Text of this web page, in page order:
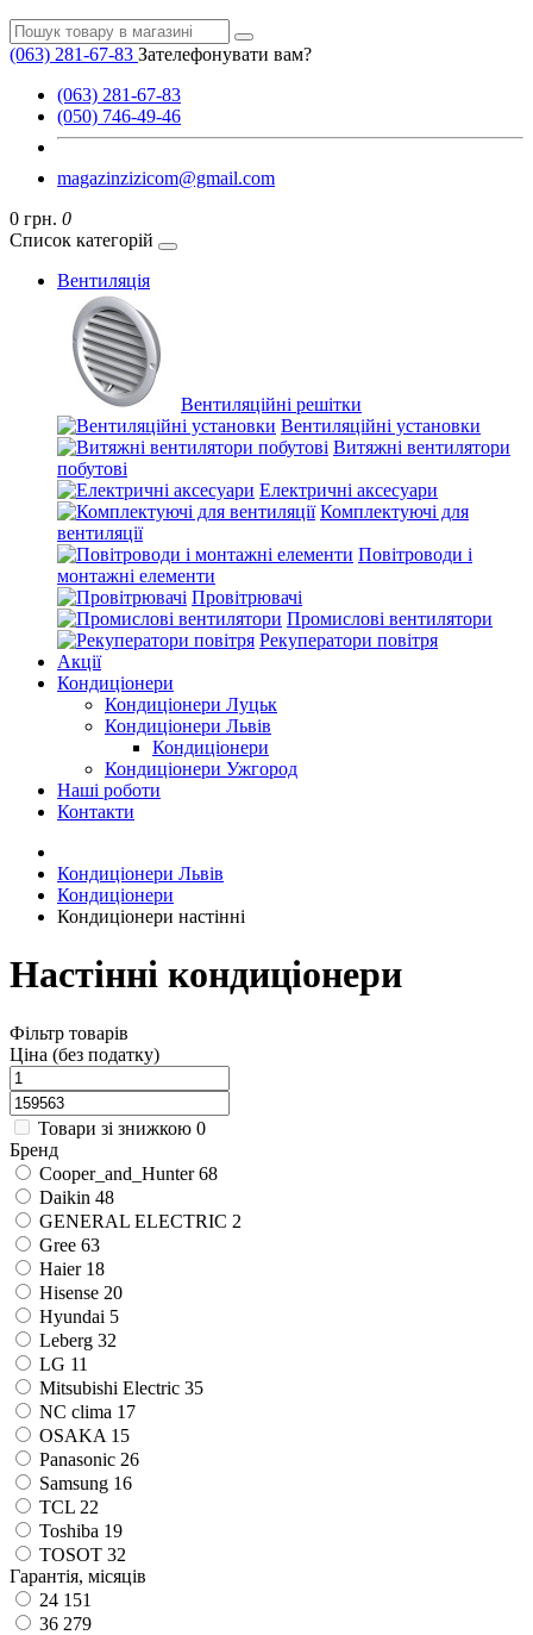
(063) 281-67-83 Зателефонувати вам?
(063) 281-67-83
(050) 746-49-46
magazinzizicom@gmail.com
0 грн. 0
Список категорій
Вентиляція
Вентиляційні решітки
Вентиляційні установки
Витяжні вентилятори
побутові
Електричні аксесуари
Комплектуючі для
вентиляції
Повітроводи і
монтажні елементи
Провітрювачі
Промислові вентилятори
Рекуператори повітря
Акції
Кондиціонери
Кондиціонери Луцьк
Кондиціонери Львів
Кондиціонери
Кондиціонери Ужгород
Наші роботи
Контакти
Кондиціонери Львів
Кондиціонери
Кондиціонери настінні
Настінні кондиціонери
Фільтр товарів
Ціна (без податку)
Товари зі знижкою 0
Бренд
Cooper_and_Hunter 68
Daikin 48
GENERAL ELECTRIC 2
Gree 63
Haier 18
Hisense 20
Hyundai 5
Leberg 32
LG 11
Mitsubishi Electric 35
NC clima 17
OSAKA 15
Panasonic 26
Samsung 16
TCL 22
Toshiba 19
TOSOT 32
Гарантія, місяців
24 151
36 279